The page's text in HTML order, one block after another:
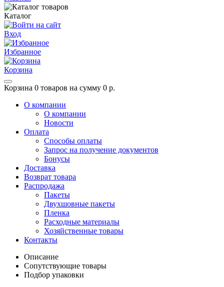
Каталог
Вход
Избранное
Корзина
Корзина 0 товаров на сумму 0 р.
О компании
О компании
Новости
Оплата
Способы оплаты
Запрос на получение документов
Бонусы
Доставка
Возврат товара
Распродажа
Пакеты
Двухшовные пакеты
Пленка
Расходные материалы
Хозяйственные товары
Контакты
Описание
Сопутствующие товары
Подбор упаковки